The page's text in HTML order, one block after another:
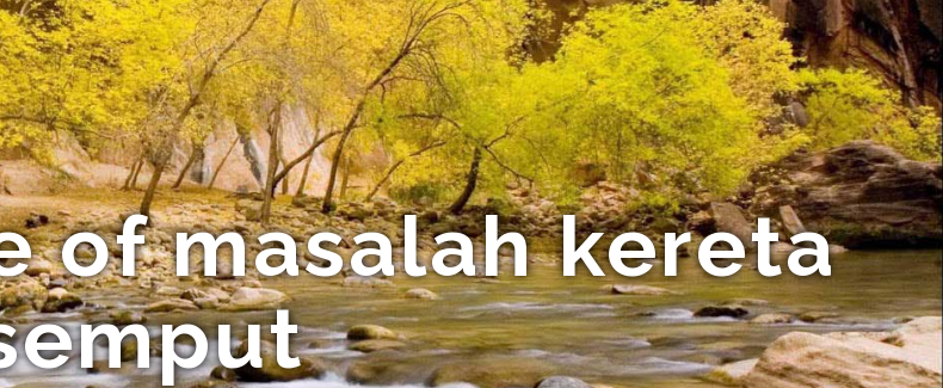
of masalah kereta